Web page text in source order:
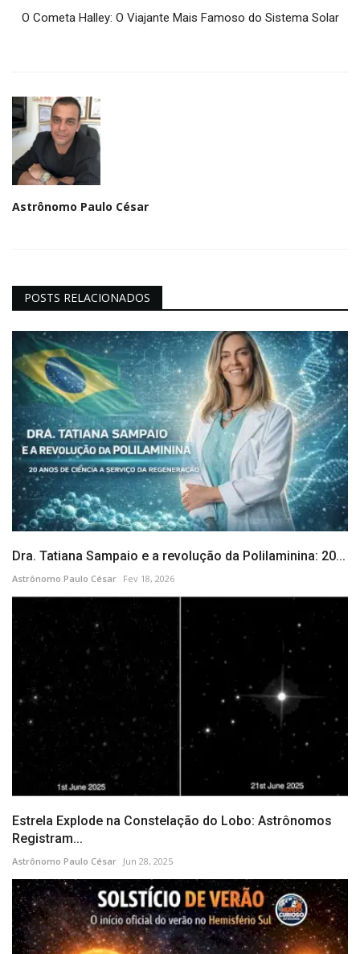
O Cometa Halley: O Viajante Mais Famoso do Sistema Solar
Astrônomo Paulo César
POSTS RELACIONADOS
Dra. Tatiana Sampaio e a revolução da Polilaminina: 20...
Astrônomo Paulo César Fev 18, 2026
Estrela Explode na Constelação do Lobo: Astrônomos
Registram...
Astrônomo Paulo César Jun 28, 2025